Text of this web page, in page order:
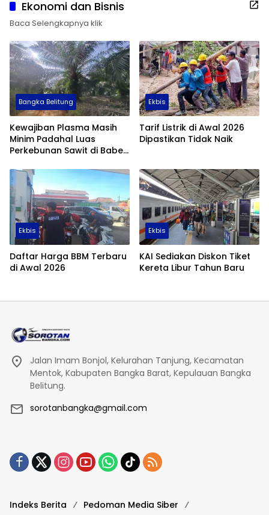
Ekonomi dan Bisnis
Baca Selengkapnya klik
Bangka Belitung
Kewajiban Plasma Masih
Minim Padahal Luas
Perkebunan Sawit di Babel
Ekbis
Tarif Listrik di Awal 2026
Dipastikan Tidak Naik
Ekbis
Daftar Harga BBM Terbaru
di Awal 2026
Ekbis
KAI Sediakan Diskon Tiket
Kereta Libur Tahun Baru
Jalan Imam Bonjol, Kelurahan Tanjung, Kecamatan
Mentok, Kabupaten Bangka Barat, Kepulauan Bangka
Belitung.
sorotanbangka@gmail.com
Indeks Berita
Pedoman Media Siber